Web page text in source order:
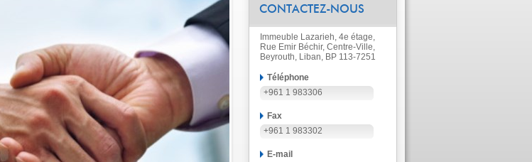
CONTACTEZ-NOUS
Immeuble Lazarieh, 4e étage,
Rue Emir Béchir, Centre-Ville,
Beyrouth, Liban, BP 113-7251
Téléphone
+961 1 983306
Fax
+961 1 983302
E-mail